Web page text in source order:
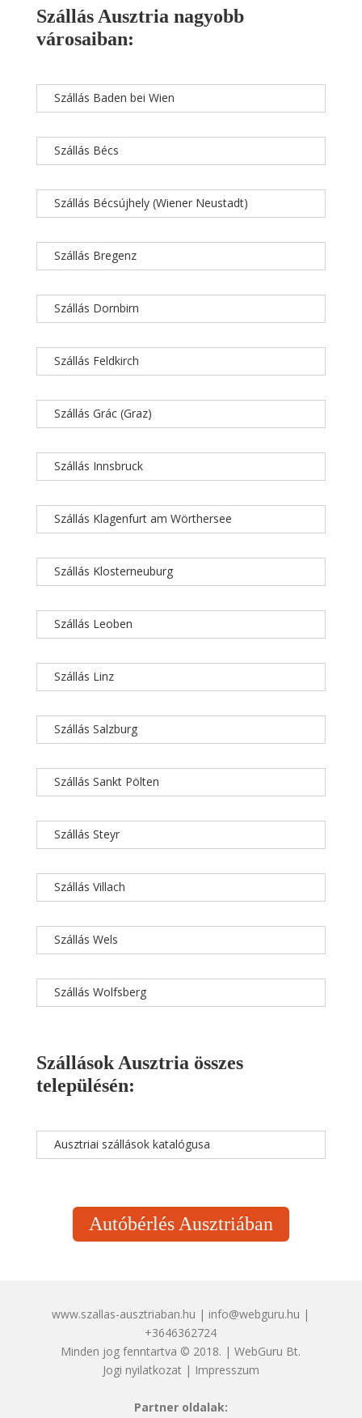
Szállás Ausztria nagyobb
városaiban:
Szállás Baden bei Wien
Szállás Bécs
Szállás Bécsújhely (Wiener Neustadt)
Szállás Bregenz
Szállás Dornbirn
Szállás Feldkirch
Szállás Grác (Graz)
Szállás Innsbruck
Szállás Klagenfurt am Wörthersee
Szállás Klosterneuburg
Szállás Leoben
Szállás Linz
Szállás Salzburg
Szállás Sankt Pölten
Szállás Steyr
Szállás Villach
Szállás Wels
Szállás Wolfsberg
Szállások Ausztria összes
településén:
Ausztriai szállások katalógusa
Autóbérlés Ausztriában
www.szallas-ausztriaban.hu | info@webguru.hu |
+3646362724
Minden jog fenntartva © 2018. | WebGuru Bt.
Jogi nyilatkozat| Impresszum
Partner oldalak: